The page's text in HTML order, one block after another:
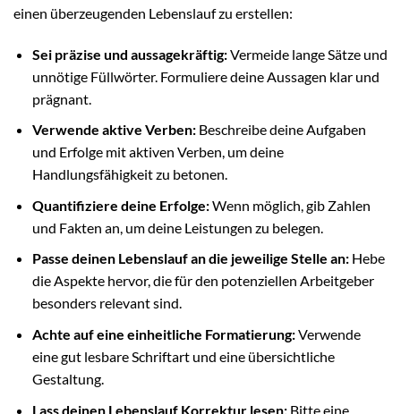
einen überzeugenden Lebenslauf zu erstellen:
Sei präzise und aussagekräftig:Vermeide lange Sätze und
unnötige Füllwörter. Formuliere deine Aussagen klar und
prägnant.
Verwende aktive Verben:Beschreibe deine Aufgaben
und Erfolge mit aktiven Verben, um deine
Handlungsfähigkeit zu betonen.
Quantifiziere deine Erfolge:Wenn möglich, gib Zahlen
und Fakten an, um deine Leistungen zu belegen.
Passe deinen Lebenslauf an die jeweilige Stelle an:Hebe
die Aspekte hervor, die für den potenziellen Arbeitgeber
besonders relevant sind.
Achte auf eine einheitliche Formatierung:Verwende
eine gut lesbare Schriftart und eine übersichtliche
Gestaltung.
Lass deinen Lebenslauf Korrektur lesen:Bitte eine